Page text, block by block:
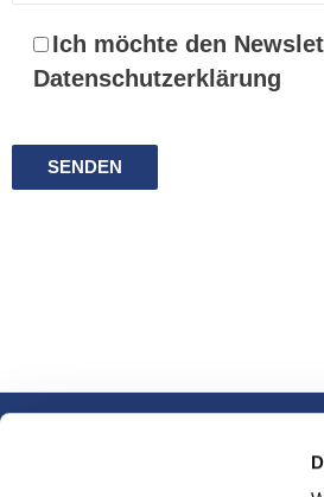
Ich möchte den
Datenschutzerklärung